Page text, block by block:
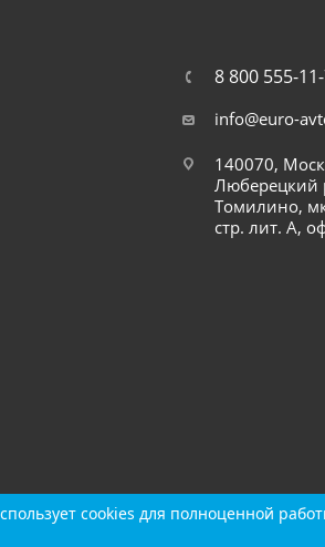
8 800 555-
info@euro-
140070,
Люберецкий
Томилино,
стр. лит. А,
cookies для полноценной